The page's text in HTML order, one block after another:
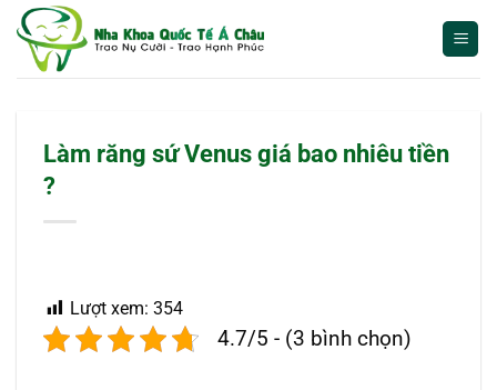
qua
Làm răng sứ Venus giá bao nhiêu tiền
?
Lượt xem: 354
4.7/5 - (3 bình chọn)